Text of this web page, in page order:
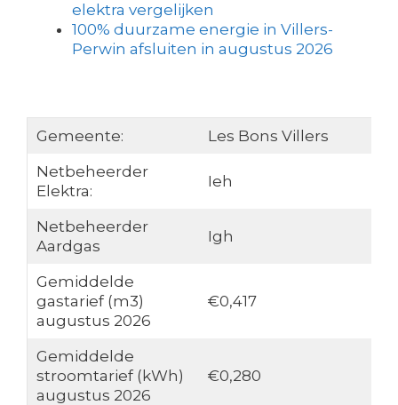
elektra vergelijken
100% duurzame energie in Villers-
Perwin afsluiten in augustus 2026
Gemeente:
Les Bons Villers
Netbeheerder
Elektra:
Ieh
Netbeheerder
Aardgas
Igh
Gemiddelde
gastarief (m3)
augustus 2026
€0,417
Gemiddelde
stroomtarief (kWh)
augustus 2026
€0,280